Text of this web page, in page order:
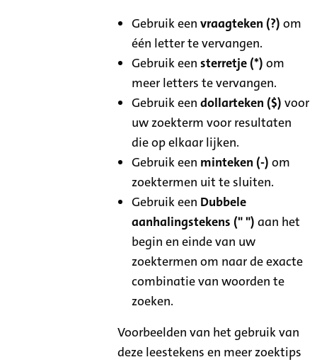
Gebruik eenvraagteken (?) om
één letter te vervangen.
Gebruik eensterretje (*) om
meer letters te vervangen.
Gebruik eendollarteken ($) voor
uw zoekterm voor resultaten
die op elkaar lijken.
Gebruik een minteken (-) om
zoektermen uit te sluiten.
Gebruik een Dubbele
aanhalingstekens (" ") aan het
begin en einde van uw
zoektermen om naar de exacte
combinatie van woorden te
zoeken.
Voorbeelden van het gebruik van
deze leestekens en meer zoektips